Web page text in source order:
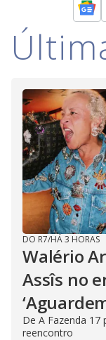
DO R7/HÁ 3 HORAS
Walério
Assîs no
De A Fazenda
reencontro